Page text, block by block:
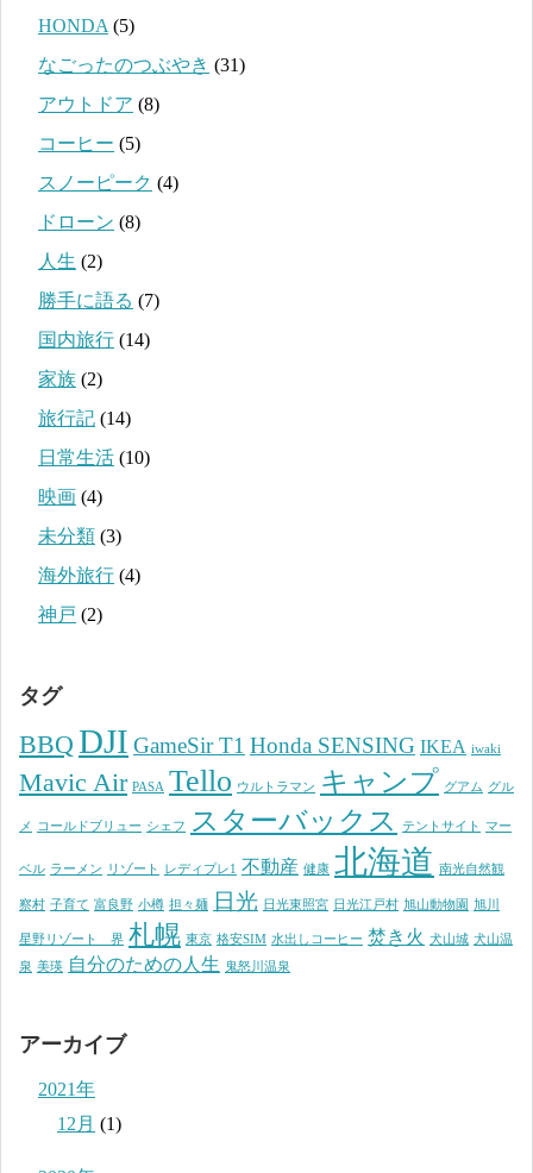
HONDA (5)
なごったのつぶやき (31)
アウトドア (8)
コーヒー (5)
スノーピーク (4)
ドローン (8)
人生 (2)
勝手に語る (7)
国内旅行 (14)
家族 (2)
旅行記 (14)
日常生活 (10)
映画 (4)
未分類 (3)
海外旅行 (4)
神戸 (2)
タグ
BBQ DJI GameSir T1 Honda SENSING IKEA iwaki
Mavic Air PASA Tello ウルトラマン キャンプ グアム グル
メ コールドブリュー シェフ スターバックス テントサイト マー
ベル ラーメン リゾート レディプレ1 不動産 健康 北海道 南光自然観
察村 子育て 富良野 小樽 担々麺 日光 日光東照宮 日光江戸村 旭山動物園 旭川
星野リゾート 界 札幌 東京 格安SIM 水出しコーヒー 焚き火 犬山城 犬山温
泉 美瑛 自分のための人生 鬼怒川温泉
アーカイブ
2021年
12月 (1)